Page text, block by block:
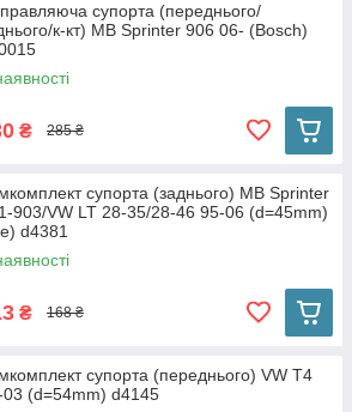
супорта (переднього/
к-кт) MB Sprinter 906 06- (Bosch)
₴ 285 ₴
супорта (заднього) MB Sprinter
903/VW LT 28-35/28-46 95-06 (d=45mm)
d4381
₴ 168 ₴
супорта (переднього) VW T4
03 (d=54mm) d4145